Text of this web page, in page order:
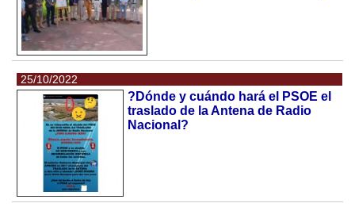
25/10/2022
?Dónde y cuándo hará el PSOE el
traslado de la Antena de Radio
Nacional?